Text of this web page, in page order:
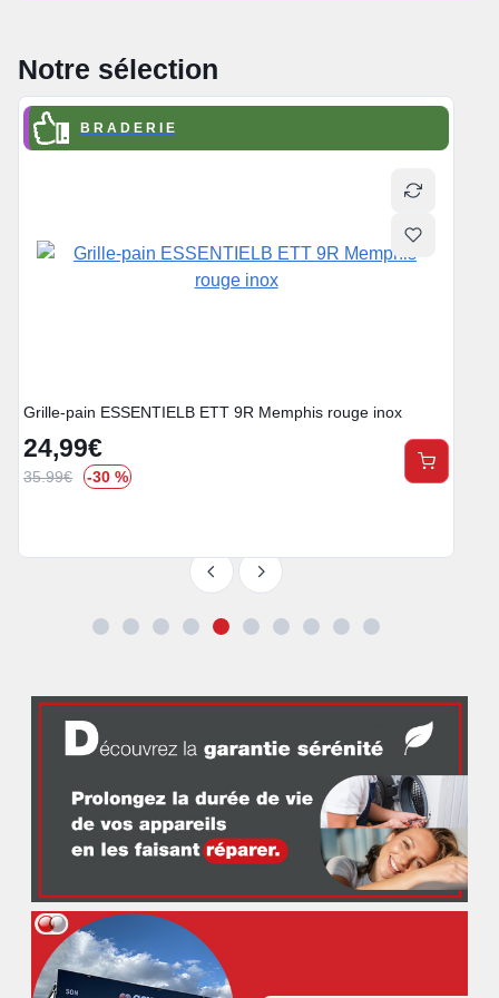
Notre sélection
B R A D E R I E
Grille-pain ESSENTIELB ETT 9R Memphis rouge inox
24,99€
35.99€ -30 %